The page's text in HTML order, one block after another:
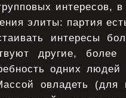
интересов,
элиты: партия
интересы
другие, более
одних
овладеть (для